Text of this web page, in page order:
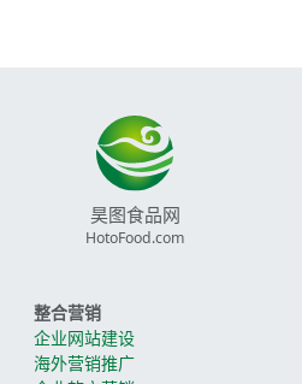
昊图食品网
HotoFood.com
整合营销
企业网站建设
海外营销推广